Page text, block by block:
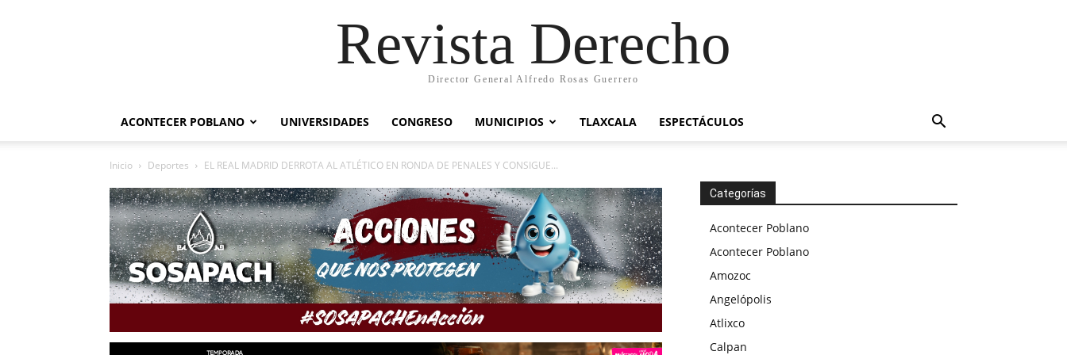
Revista Derecho
Director General Alfredo Rosas Guerrero
ACONTECER POBLANO UNIVERSIDADES CONGRESO MUNICIPIOS TLAXCALA ESPECTÁCULOS
Inicio Deportes EL REAL MADRID DERROTA AL ATLÉTICO EN RONDA DE PENALES Y CONSIGUE...
Categorías
Acontecer Poblano
Acontecer Poblano
Amozoc
Angelópolis
Atlixco
Calpan